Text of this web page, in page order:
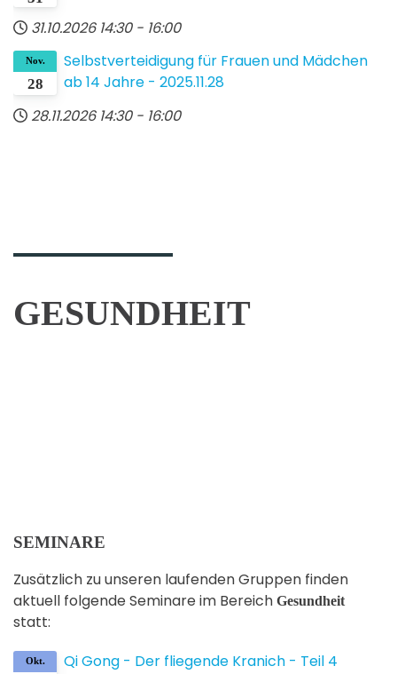
31.10.2026 14:30 - 16:00
28
Nov.
Selbst­verteidigung für Frauen und Mädchen
ab 14 Jahre - 2025.11.28
28.11.2026 14:30 - 16:00
GESUNDHEIT
und
SEMINARE
Zusätzlich zu unseren laufenden Gruppen finden
aktuell folgende Seminare im Bereich Gesundheit
statt:
Okt.
Qi Gong - Der fliegende Kranich - Teil 4